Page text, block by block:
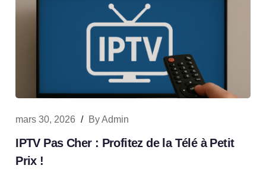
mars 30, 2026 / ByAdmin
IPTV Pas Cher : Profitez de la Télé à Petit
Prix !